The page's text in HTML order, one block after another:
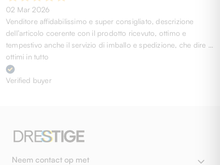
02 Mar 2026
Venditore affidabilissimo e super consigliato, descrizione
dell’articolo coerente con il prodotto ricevuto, ottimo e
tempestivo anche il servizio di imballo e spedizione, che dire …
ottimi in tutto
Verified buyer
Neem contact op met